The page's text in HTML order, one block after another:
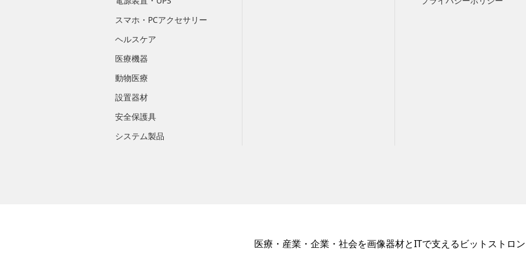
スマホ・PCアクセサリー
ヘルスケア
医療機器
動物医療
設置器材
安全保護具
システム製品
医療・産業・企業・社会を画像器材とITで支えるビットストロ